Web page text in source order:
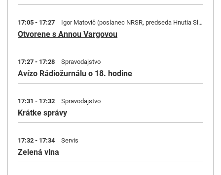
17:05 - 17:27 Igor Matovič (poslanec NRSR, predseda Hnutia Slovensko)
Otvorene s Annou Vargovou
17:27 - 17:28 Spravodajstvo
Avízo Rádiožurnálu o 18. hodine
17:31 - 17:32 Spravodajstvo
Krátke správy
17:32 - 17:34 Servis
Zelená vlna